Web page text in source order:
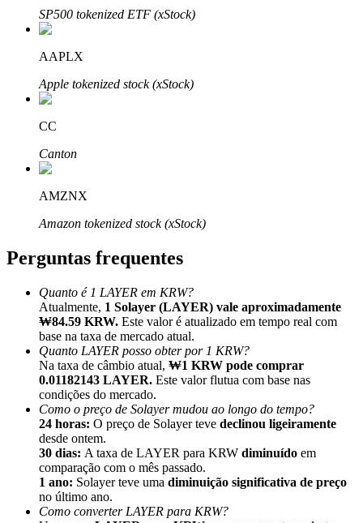
Afiliados Bitrue
Indicação
Convide um amigo para receber recompensas em dinheiro
BTC Welcome Rewards
SP500 tokenized ETF (xStock)
AAPLX
Apple tokenized stock (xStock)
CC
Canton
AMZNX
Amazon tokenized stock (xStock)
Perguntas frequentes
Quanto é 1 LAYER em KRW?
Atualmente, 1 Solayer (LAYER) vale aproximadamente
₩84.59 KRW. Este valor é atualizado em tempo real com
base na taxa de mercado atual.
Quanto LAYER posso obter por 1 KRW?
Na taxa de câmbio atual, ₩1 KRW pode comprar
0.01182143 LAYER. Este valor flutua com base nas
condições do mercado.
Como o preço de Solayer mudou ao longo do tempo?
24 horas: O preço de Solayer teve declinou ligeiramente
desde ontem.
30 dias: A taxa de LAYER para KRW diminuído em
comparação com o mês passado.
1 ano: Solayer teve uma diminuição significativa de preço
no último ano.
Como converter LAYER para KRW?